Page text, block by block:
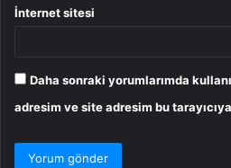
İnternet sitesi
Daha sonraki yorumlarımda
adresim ve site adresim bu